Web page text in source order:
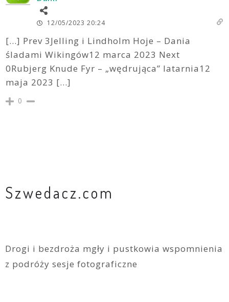
12/05/2023 20:24
[…] Prev 3Jelling i Lindholm Hoje – Dania
śladami Wikingów12 marca 2023 Next
0Rubjerg Knude Fyr – „wędrująca” latarnia12
maja 2023 […]
0
Szwedacz.com
Drogi i bezdroża mgły i pustkowia wspomnienia
z podróży sesje fotograficzne